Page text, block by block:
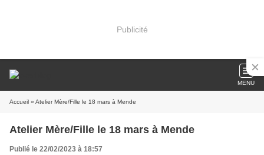
Publicité
MENU
Accueil » Atelier Mère/Fille le 18 mars à Mende
Atelier Mère/Fille le 18 mars à Mende
Publié le 22/02/2023 à 18:57